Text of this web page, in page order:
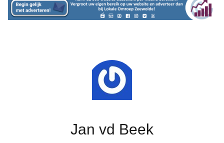
Jan vd Beek